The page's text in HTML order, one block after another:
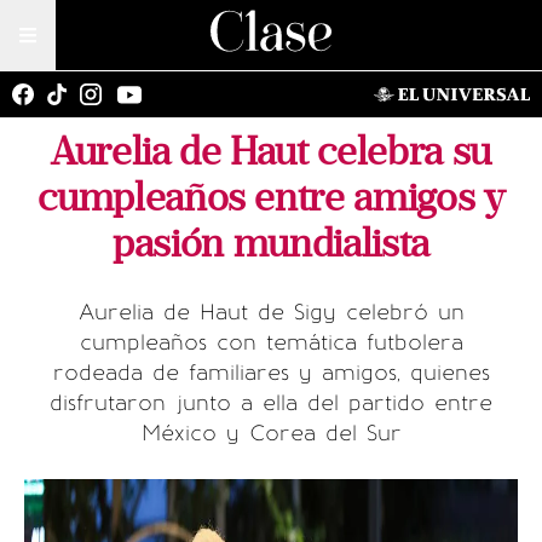
Aurelia de Haut celebra su
cumpleaños entre amigos y
pasión mundialista
Aurelia de Haut de Sigy celebró un
cumpleaños con temática futbolera
rodeada de familiares y amigos, quienes
disfrutaron junto a ella del partido entre
México y Corea del Sur